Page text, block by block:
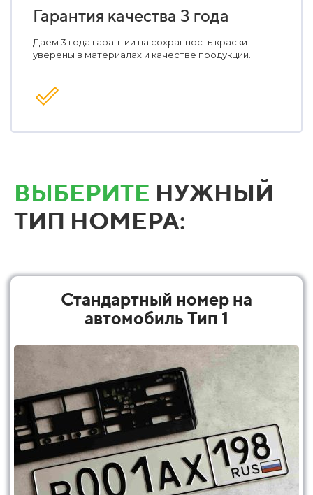
Гарантия качества 3 года
Даем 3 года гарантии на сохранность краски —
уверены в материалах и качестве продукции.
ВЫБЕРИТЕ НУЖНЫЙ
ТИП НОМЕРА:
Стандартный номер на
автомобиль Тип 1